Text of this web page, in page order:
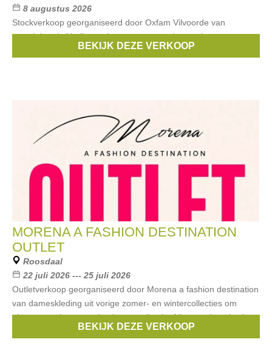
8 augustus 2026
Stockverkoop georganiseerd door Oxfam Vilvoorde van
tweedehands kleding, schoenen, accessoires en brocante.
Kortingen tot -50%!BEKIJK DEZE VERKOOP
MORENA A FASHION DESTINATION
OUTLET
Roosdaal
22 juli 2026 --- 25 juli 2026
Outletverkoop georganiseerd door Morena a fashion destination
van dameskleding uit vorige zomer- en wintercollecties om
plaats te maken voor de nieuwe collectie. Alles wordt verkocht
aan ronde prijzen.BEKIJK DEZE VERKOOP